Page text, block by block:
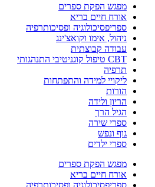
מפגש הפקת ספרים
אורח חיים בריא
ספריפסיכולוגיה ופסיכותרפיה
ניהול, אימו וקואצ'ינג
עבודה קבוצתית
CBT טיפול קוגניטיבי התנהגותי
תרפיה
ליקויי למידה והתפתחות
הורות
הריון ולידה
הגיל הרך
ספרי שירה
גוף ונפש
ספרי ילדים
מפגש הפקת ספרים
אורח חיים בריא
ספריפסיכולוגיה ופסיכותרפיה